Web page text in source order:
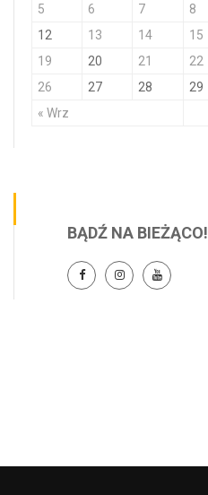
« Wrz
5
6 7 8
12
13 14 15
19
20 21 22
26
27 28 29
BĄDŹ NA BIEŻĄCO!